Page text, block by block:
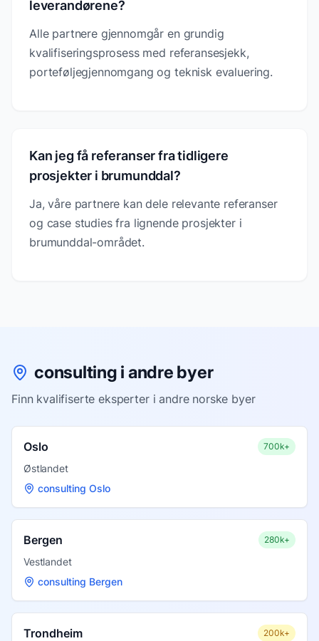
leverandørene?
Alle partnere gjennomgår en grundig
kvalifiseringsprosess med referansesjekk,
porteføljegjennomgang og teknisk evaluering.
Kan jeg få referanser fra tidligere
prosjekter i brumunddal?
Ja, våre partnere kan dele relevante referanser
og case studies fra lignende prosjekter i
brumunddal-området.
consulting i andre byer
Finn kvalifiserte eksperter i andre norske byer
Oslo 700k+
Østlandet
consulting Oslo
Bergen 280k+
Vestlandet
consulting Bergen
Trondheim 200k+